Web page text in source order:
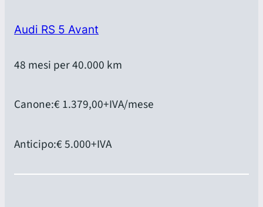
Audi RS 5 Avant
48 mesi per 40.000 km
Canone:€ 1.379,00+IVA/mese
Anticipo:€ 5.000+IVA